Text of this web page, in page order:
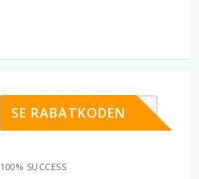
BLK15
SE RABATKODEN
100% SUCCESS